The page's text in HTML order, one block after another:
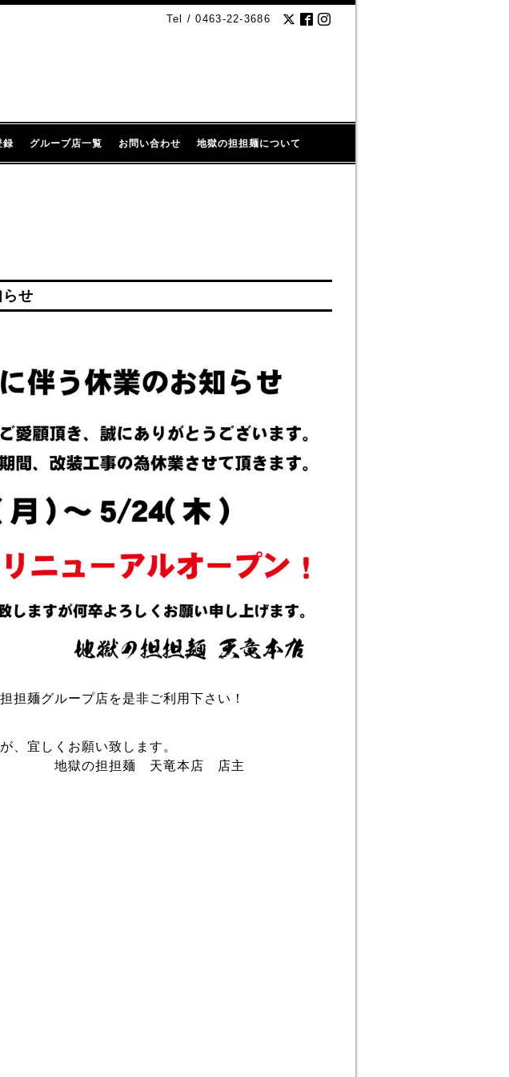
Tel / 0463-22-3686
録 グループ店一覧 お問い合わせ 地獄の担担麺について
せ
担麺グループ店を是非ご利用下さい！
、宜しくお願い致します。
天竜本店 店主